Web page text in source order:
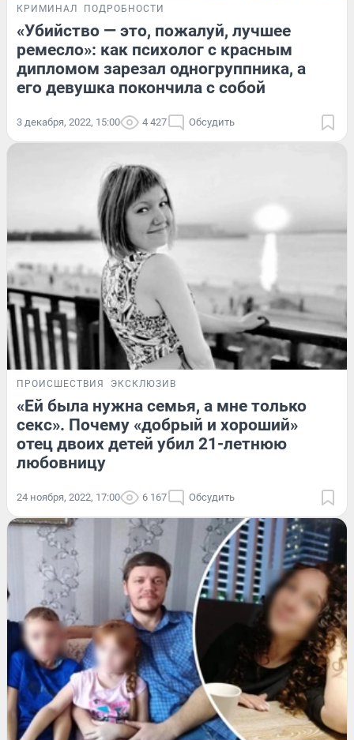
КРИМИНАЛ ПОДРОБНОСТИ
«Убийство — это, пожалуй, лучшее
ремесло»: как психолог с красным
дипломом зарезал одногруппника, а
его девушка покончила с собой
3 декабря, 2022, 15:00 4 427 Обсудить
ПРОИСШЕСТВИЯ ЭКСКЛЮЗИВ
«Ей была нужна семья, а мне только
секс». Почему «добрый и хороший»
отец двоих детей убил 21-летнюю
любовницу
24 ноября, 2022, 17:00 6 167 Обсудить